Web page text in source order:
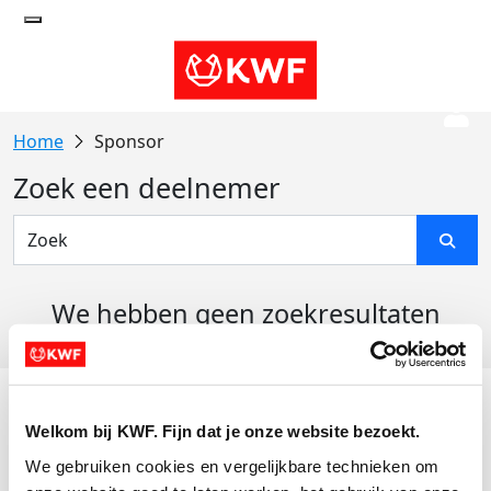
Welkom bij KWF. Fijn dat je onze website bezoekt.
We gebruiken cookies en vergelijkbare technieken om
Sponsor
Zoek een deelnemer
We hebben geen zoekresultaten
Actiematerialen
Evenementen